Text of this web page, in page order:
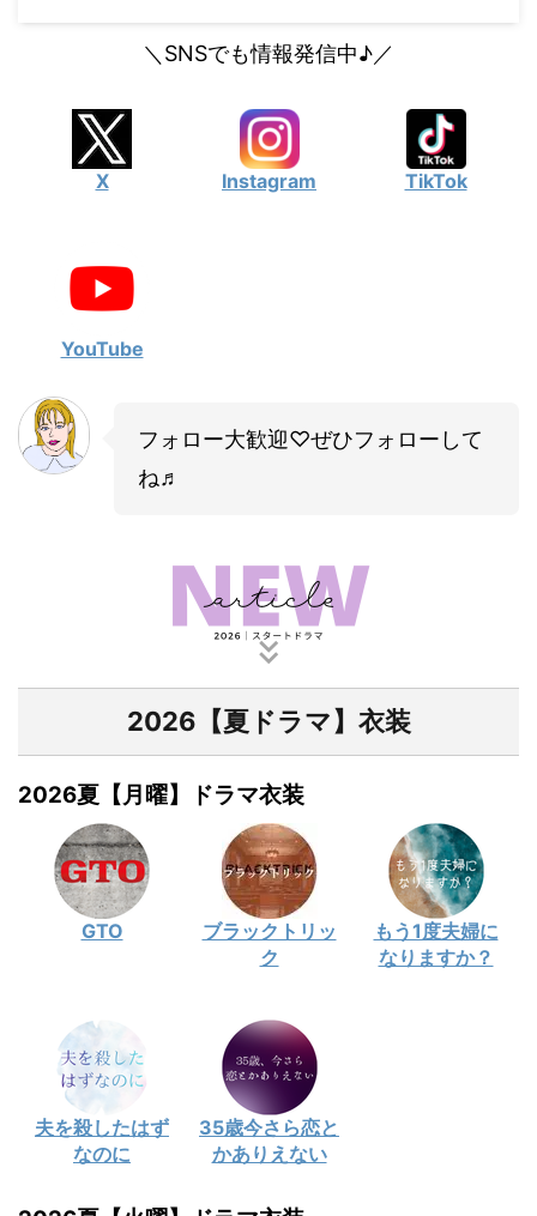
＼SNSでも情報発信中♪／
X Instagram TikTok
YouTube
フォロー大歓迎♡ぜひフォローして
ね♬
2026【夏ドラマ】衣装
2026夏【月曜】ドラマ衣装
GTO
ブラックトリッ
ク
もう1度夫婦に
なりますか？
夫を殺したはず
なのに
35歳今さら恋と
かありえない